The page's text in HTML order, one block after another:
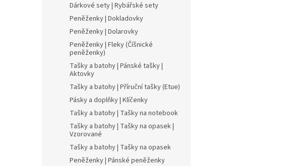
Dárkové sety | Rybářské sety
Peněženky | Dokladovky
Peněženky | Dolarovky
Peněženky | Fleky (Číšnické
peněženky)
Tašky a batohy | Pánské tašky |
Aktovky
Tašky a batohy | Příruční tašky (Etue)
Pásky a doplňky | Klíčenky
Tašky a batohy | Tašky na notebook
Tašky a batohy | Tašky na opasek |
Vzorované
Tašky a batohy | Tašky na opasek
Peněženky | Pánské peněženky